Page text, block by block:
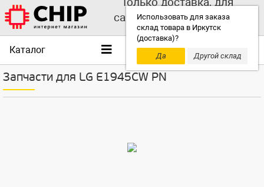
Использовать для заказа
склад товара в Иркутск
(доставка)?
Да
Другой склад
самовывоза выбирайте
другой склад!
Каталог
Запчасти для LG E1945CW PN